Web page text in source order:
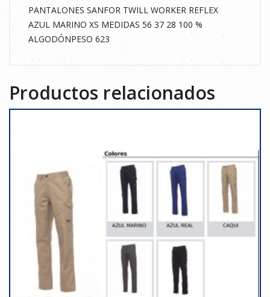
PANTALONES SANFOR TWILL WORKER REFLEX
AZUL MARINO XS MEDIDAS 56 37 28 100 %
ALGODÓNPESO 623
Productos relacionados